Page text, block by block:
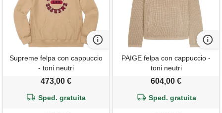
Supreme felpa con cappuccio
- toni neutri
473,00 €
Sped. gratuita
PAIGE felpa con cappuccio -
toni neutri
604,00 €
Sped. gratuita